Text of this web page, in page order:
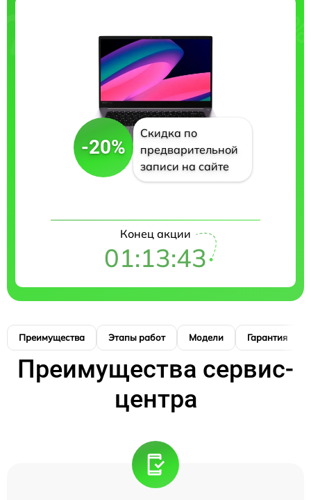
-20%
Скидка по
предварительной
записи на сайте
Конец акции
01:13:42
Преимущества Этапы работ Модели Гарантия
Преимущества сервис-
центра